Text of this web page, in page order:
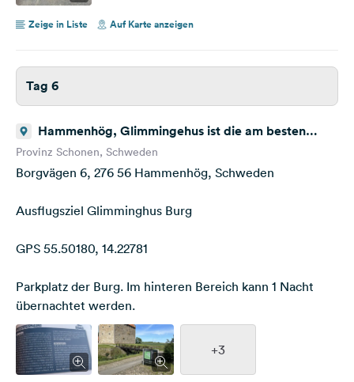
Zeige in Liste Auf Karte anzeigen
Tag 6
Hammenhög, Glimmingehus ist die am besten
erhaltene mittelalterliche Burg in Skandinavien
Provinz Schonen, Schweden
Borgvägen 6, 276 56 Hammenhög, Schweden
Ausflugsziel Glimminghus Burg
GPS 55.50180, 14.22781
Parkplatz der Burg. Im hinteren Bereich kann 1 Nacht
übernachtet werden.
+3